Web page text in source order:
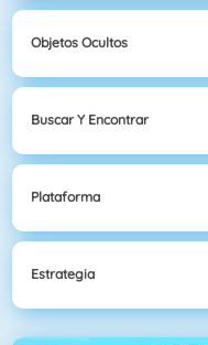
Objetos Ocultos
Buscar Y Encontrar
Plataforma
Estrategia